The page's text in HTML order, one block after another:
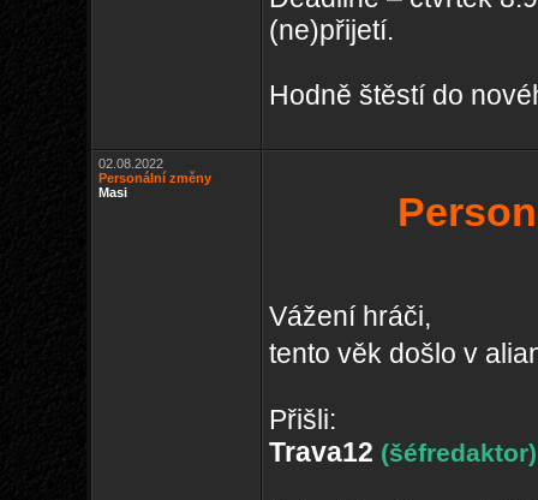
(ne)přijetí.
Hodně štěstí do
02.08.2022
Personální změny
Masi
Vážení hráči,
tento věk došlo v
Přišli:
Trava12 (šéfredaktor)